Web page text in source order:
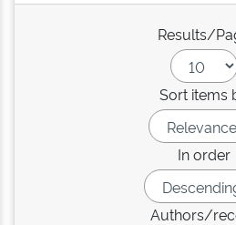
Results/
Sort items
In order
Authors/